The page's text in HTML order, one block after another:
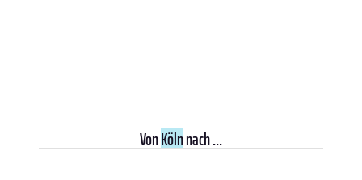
VonKölnnach ...